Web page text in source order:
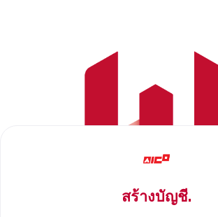
สร้างบัญชี.